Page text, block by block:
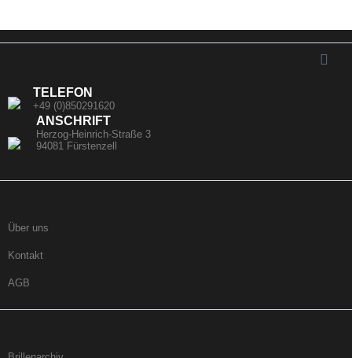
TELEFON
+49 (0)850291620
ANSCHRIFT
Herzog-Heinrich-Straße 3
94081 Fürstenzell
Über uns
Kontakt
AGB